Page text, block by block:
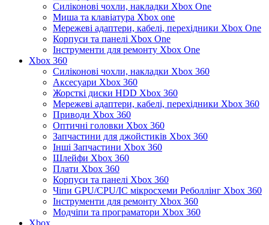
Силіконові чохли, накладки Xbox One
Миша та клавіатура Xbox one
Мережеві адаптери, кабелі, перехідники Xbox One
Корпуси та панелі Xbox One
Інструменти для ремонту Xbox One
Xbox 360
Силіконові чохли, накладки Xbox 360
Аксесуари Xbox 360
Жорсткі диски HDD Xbox 360
Мережеві адаптери, кабелі, перехідники Xbox 360
Приводи Xbox 360
Оптичні головки Xbox 360
Запчастини для джойстиків Xbox 360
Інші Запчастини Xbox 360
Шлейфи Xbox 360
Плати Xbox 360
Корпуси та панелі Xbox 360
Чіпи GPU/CPU/IC мікросхеми Реболлінг Xbox 360
Інструменти для ремонту Xbox 360
Модчіпи та програматори Xbox 360
Xbox